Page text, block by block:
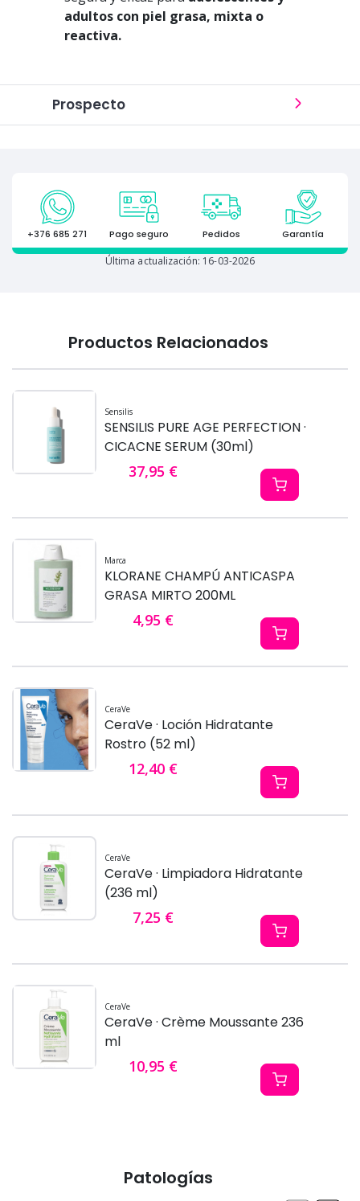
adultos con piel grasa, mixta o
reactiva.
Prospecto
+376 685 271 Pago seguro Pedidos Garantía
Última actualización: 16-03-2026
Productos Relacionados
Sensilis
SENSILIS PURE AGE PERFECTION ·
CICACNE SERUM (30ml)
37,95 €
Marca
KLORANE CHAMPÚ ANTICASPA
GRASA MIRTO 200ML
4,95 €
CeraVe
CeraVe · Loción Hidratante
Rostro (52 ml)
12,40 €
CeraVe
CeraVe · Limpiadora Hidratante
(236 ml)
7,25 €
CeraVe
CeraVe · Crème Moussante 236
ml
10,95 €
Patologías